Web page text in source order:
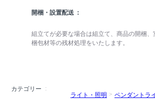
開梱・設置配送
組立てが必要な場合は組立て、商品の開梱、
梱包材等の残材処理をいたします。
カテゴリー
ライト・照明
ペンダントラ